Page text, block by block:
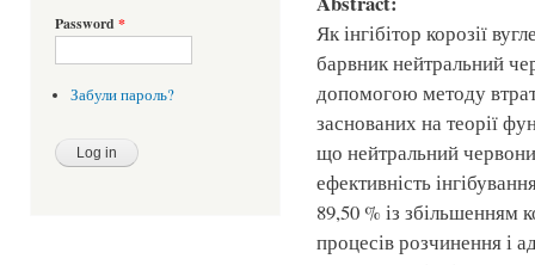
Password *
Забули пароль?
Як інгібітор корозії
барвник нейтральний
допомогою методу
заснованих на теорії
що нейтральний
ефективність
89,50 % із збільшенням
процесів розчинення і